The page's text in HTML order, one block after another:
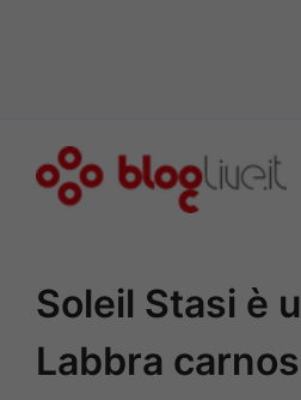
Soleil Stasi è
Labbra